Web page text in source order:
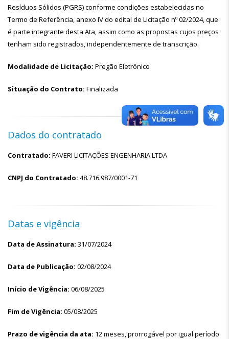
Resíduos Sólidos (PGRS) conforme condições estabelecidas no
Termo de Referência, anexo IV do edital de Licitação nº 02/2024, que
é parte integrante desta Ata, assim como as propostas cujos preços
tenham sido registrados, independentemente de transcrição.
Modalidade de Licitação: Pregão Eletrônico
Situação do Contrato: Finalizada
Dados do contratado
Contratado: FAVERI LICITAÇÕES ENGENHARIA LTDA
CNPJ do Contratado: 48.716.987/0001-71
Datas e vigência
Data de Assinatura: 31/07/2024
Data de Publicação: 02/08/2024
Início de Vigência: 06/08/2025
Fim de Vigência: 05/08/2025
Prazo de vigência da ata: 12 meses, prorrogável por igual período